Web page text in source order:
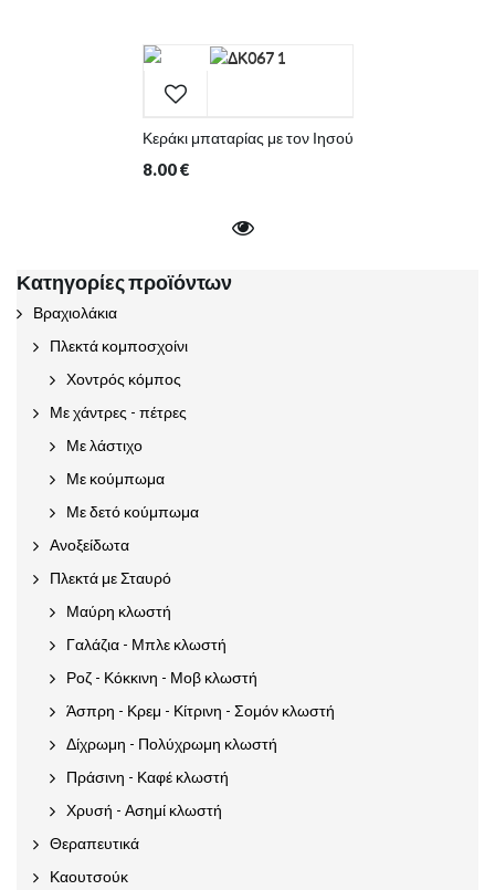
Κεράκι μπαταρίας με τον Ιησού
8.00€
Κατηγορίες προϊόντων
Βραχιολάκια
Πλεκτά κομποσχοίνι
Χοντρός κόμπος
Με χάντρες - πέτρες
Με λάστιχο
Με κούμπωμα
Με δετό κούμπωμα
Ανοξείδωτα
Πλεκτά με Σταυρό
Μαύρη κλωστή
Γαλάζια - Μπλε κλωστή
Ροζ - Κόκκινη - Μοβ κλωστή
Άσπρη - Κρεμ - Κίτρινη - Σομόν κλωστή
Δίχρωμη - Πολύχρωμη κλωστή
Πράσινη - Καφέ κλωστή
Χρυσή - Ασημί κλωστή
Θεραπευτικά
Καουτσούκ